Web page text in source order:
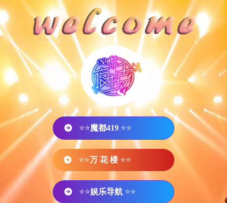
⭐⭐魔都419 ⭐⭐
⭐⭐万 花 楼 ⭐⭐
⭐⭐娱乐导航 ⭐⭐